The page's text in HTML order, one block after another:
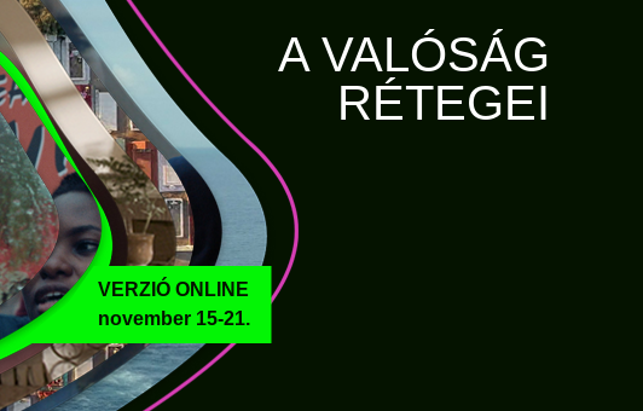
A VALÓSÁG
RÉTEGEI
VERZIÓ ONLINE
november 15-21.